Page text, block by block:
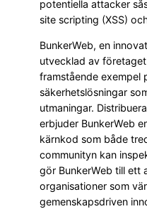
potentiella attacker
site scripting (XSS)
BunkerWeb, en
utvecklad av
framstående exempel
säkerhetslösningar
utmaningar.
erbjuder BunkerWeb
kärnkod som både
communityn kan
gör BunkerWeb till ett
organisationer som
gemenskapsdriven